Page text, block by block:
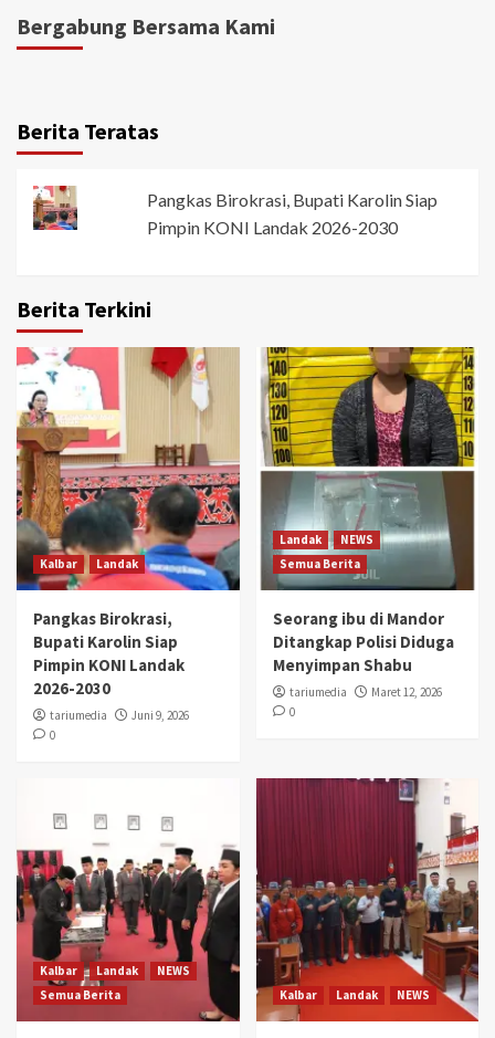
Bergabung Bersama Kami
Berita Teratas
Pangkas Birokrasi, Bupati Karolin Siap
Pimpin KONI Landak 2026-2030
Berita Terkini
Kalbar Landak
Pangkas Birokrasi,
Bupati Karolin Siap
Pimpin KONI Landak
2026-2030
tariumedia
Juni 9, 2026
0
Landak
NEWS
Semua Berita
Seorang ibu di Mandor
Ditangkap Polisi Diduga
Menyimpan Shabu
tariumedia
Maret 12, 2026
0
Kalbar Landak
NEWS
Semua Berita
Kalbar Landak NEWS